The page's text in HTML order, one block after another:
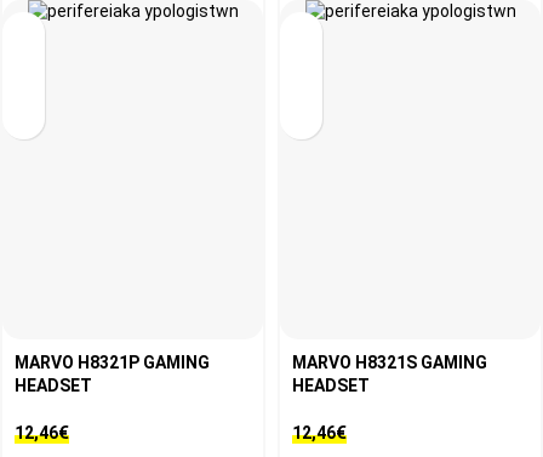
MARVO H8321P GAMING
HEADSET
12,46€
MARVO H8321S GAMING
HEADSET
12,46€